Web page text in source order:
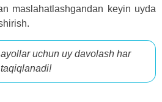
maslahatlashgandan keyin uyda
uchun uy davolash har